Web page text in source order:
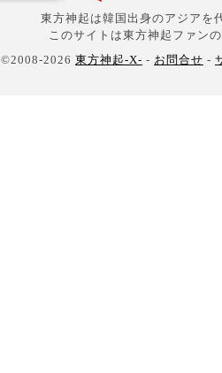
東方神起は韓国出身のアジアを
このサイトは東方神起ファン
©2008-2026 東方神起-X- - お問合せ -